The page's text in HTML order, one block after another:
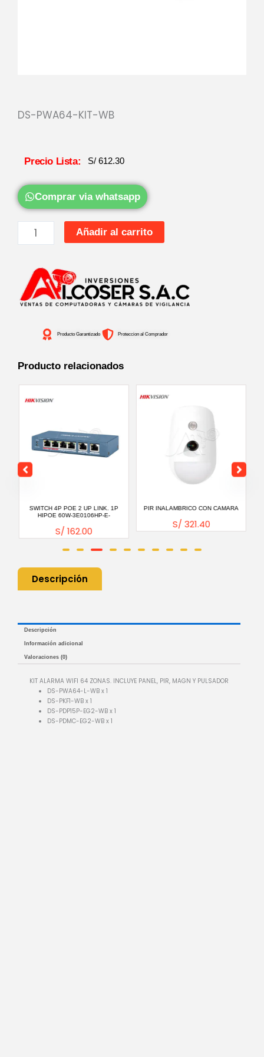
DS-PWA64-KIT-WB
Precio Lista: S/612.30
Comprar via whatsapp
ALARMA
64
ZONAS.
PANEL,
MAGN
Añadir al carrito
Producto Garantizado Proteccion al Comprador
Producto relacionados
SWITCH 4P POE 2 UP LINK. 1P
HIPOE 60W-3E0106HP-E-
S/162.00
PIR INALAMBRICO CON CAMARA
S/321.40
Descripción
Descripción
Información adicional
Valoraciones (0)
KIT ALARMA WIFI 64 ZONAS. INCLUYE PANEL, PIR, MAGN Y PULSADOR
DS-PWA64-L-WB x 1
DS-PKF1-WB x 1
DS-PDP15P-EG2-WB x 1
DS-PDMC-EG2-WB x 1